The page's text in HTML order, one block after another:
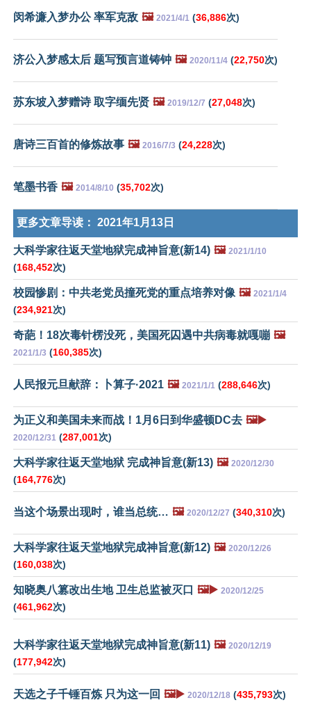
闵希濂入梦办公 率军克敌 🖼️ 2021/4/1 (36,886次)
济公入梦感太后 题写预言道铸钟 🖼️ 2020/11/4 (22,750次)
苏东坡入梦赠诗 取字缅先贤 🖼️ 2019/12/7 (27,048次)
唐诗三百首的修炼故事 🖼️ 2016/7/3 (24,228次)
笔墨书香 🖼️ 2014/8/10 (35,702次)
更多文章导读： 2021年1月13日
大科学家往返天堂地狱完成神旨意(新14) 🖼️ 2021/1/10
(168,452次)
校园惨剧：中共老党员撞死党的重点培养对像 🖼️ 2021/1/4
(234,921次)
奇葩！18次毒针楞没死，美国死囚遇中共病毒就嘎嘣 🖼️
2021/1/3 (160,385次)
人民报元旦献辞：卜算子·2021 🖼️ 2021/1/1 (288,646次)
为正义和美国未来而战！1月6日到华盛顿DC去 🖼️▶️
2020/12/31 (287,001次)
大科学家往返天堂地狱 完成神旨意(新13) 🖼️ 2020/12/30
(164,776次)
当这个场景出现时，谁当总统… 🖼️ 2020/12/27 (340,310次)
大科学家往返天堂地狱完成神旨意(新12) 🖼️ 2020/12/26
(160,038次)
知晓奥八篡改出生地 卫生总监被灭口 🖼️▶️ 2020/12/25
(461,962次)
大科学家往返天堂地狱完成神旨意(新11) 🖼️ 2020/12/19
(177,942次)
天选之子千锤百炼 只为这一回 🖼️▶️ 2020/12/18 (435,793次)